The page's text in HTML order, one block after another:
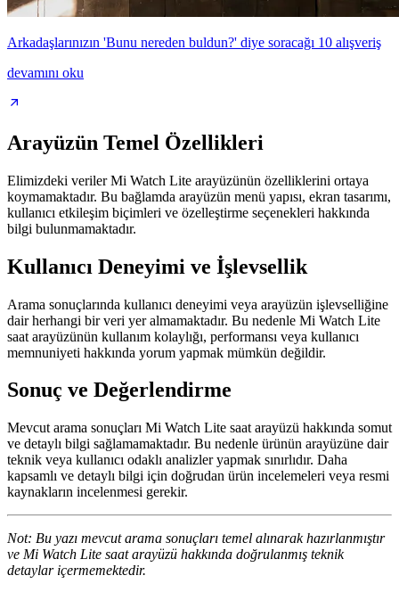
Arkadaşlarınızın 'Bunu nereden buldun?' diye soracağı 10 alışveriş
devamını oku
Arayüzün Temel Özellikleri
Elimizdeki veriler Mi Watch Lite arayüzünün özelliklerini ortaya
koymamaktadır. Bu bağlamda arayüzün menü yapısı, ekran tasarımı,
kullanıcı etkileşim biçimleri ve özelleştirme seçenekleri hakkında
bilgi bulunmamaktadır.
Kullanıcı Deneyimi ve İşlevsellik
Arama sonuçlarında kullanıcı deneyimi veya arayüzün işlevselliğine
dair herhangi bir veri yer almamaktadır. Bu nedenle Mi Watch Lite
saat arayüzünün kullanım kolaylığı, performansı veya kullanıcı
memnuniyeti hakkında yorum yapmak mümkün değildir.
Sonuç ve Değerlendirme
Mevcut arama sonuçları Mi Watch Lite saat arayüzü hakkında somut
ve detaylı bilgi sağlamamaktadır. Bu nedenle ürünün arayüzüne dair
teknik veya kullanıcı odaklı analizler yapmak sınırlıdır. Daha
kapsamlı ve detaylı bilgi için doğrudan ürün incelemeleri veya resmi
kaynakların incelenmesi gerekir.
Not: Bu yazı mevcut arama sonuçları temel alınarak hazırlanmıştır
ve Mi Watch Lite saat arayüzü hakkında doğrulanmış teknik
detaylar içermemektedir.